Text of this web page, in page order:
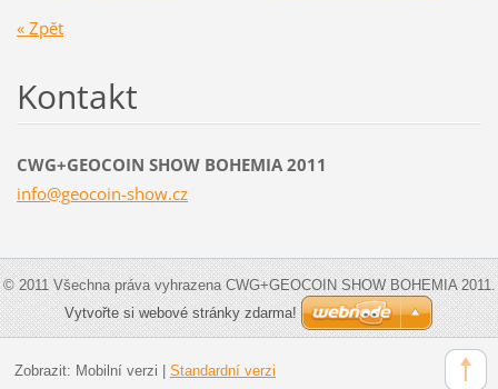
« Zpět
Kontakt
CWG+GEOCOIN SHOW BOHEMIA 2011
info@geocoin-show.cz
© 2011 Všechna práva vyhrazena CWG+GEOCOIN SHOW BOHEMIA 2011.
Vytvořte si webové stránky zdarma!
Zobrazit: Mobilní verzi Standardní verzi